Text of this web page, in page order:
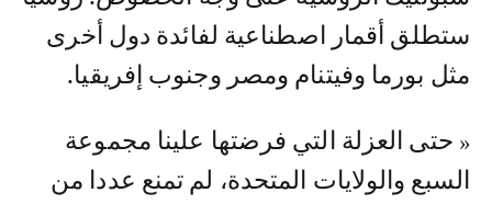
ستطلق أقمار اصطناعية لفائدة دول أخرى
مثل بورما وفيتنام ومصر وجنوب إفريقيا.
« حتى العزلة التي فرضتها علينا مجموعة
السبع والولايات المتحدة، لم تمنع عددا من